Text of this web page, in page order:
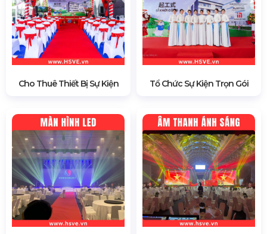
Cho Thuê Thiết Bị Sự Kiện Tổ Chức Sự Kiện Trọn Gói